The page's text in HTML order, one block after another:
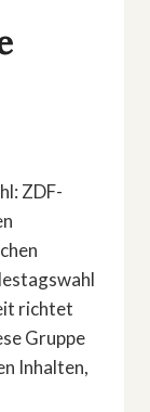
ZDF-
richtet
Gruppe
Inhalten,